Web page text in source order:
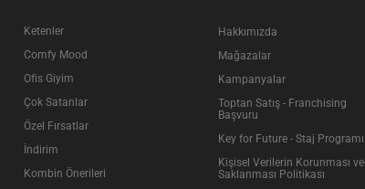
Ketenler
Comfy Mood
Ofis Giyim
Çok Satanlar
Özel Fırsatlar
İndirim
Kombin Önerileri
Hakkımızda
Mağazalar
Kampanyalar
Toptan Satış - Franchising
Başvuru
Key for Future - Staj Programı
Kişisel Verilerin Korunması ve
Saklanması Politikası